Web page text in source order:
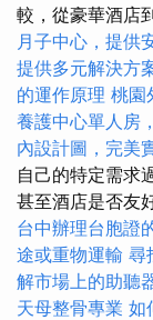
較，從豪華酒店
月子中心，提供
提供多元解決方
的運作原理 桃園
養護中心單人房
內設計圖，完美
自己的特定需求
甚至酒店是否友
台中辦理台胞證
途或重物運輸 尋
解市場上的助聽
天母整骨專業 如